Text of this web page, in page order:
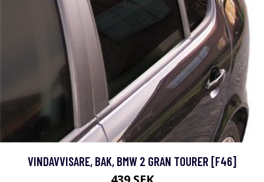
VINDAVVISARE, BAK, BMW 2 GRAN TOURER [F46]